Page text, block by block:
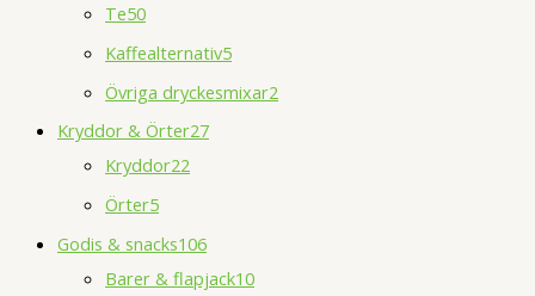
Te50
Kaffealternativ5
Övriga dryckesmixar2
Kryddor & Örter27
Kryddor22
Örter5
Godis & snacks106
Barer & flapjack10